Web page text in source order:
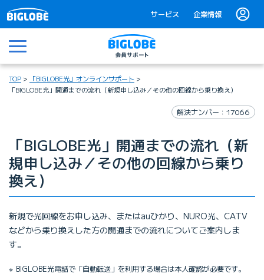
サービス 企業情報
メニュー
TOP
「BIGLOBE光」オンラインサポート
「BIGLOBE光」開通までの流れ（新規申し込み／その他の回線から乗り換え）
解決ナンバー：17066
「BIGLOBE光」開通までの流れ（新
規申し込み／その他の回線から乗り
換え）
新規で光回線をお申し込み、またはauひかり、NURO光、CATV
などから乗り換えした方の開通までの流れについてご案内しま
す。
BIGLOBE光電話で「自動転送」を利用する場合は本人確認が必要です。